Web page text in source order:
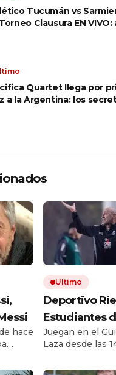
Tucumán vs
Clausura EN VIVO:
Quartet llega por
a la Argentina: los
hace
y
Ultimo
Deportivo
Estudiantes
Plata, por el
Clausura EN
qué hora
Juegan en el
Laza desde las
Duró busca